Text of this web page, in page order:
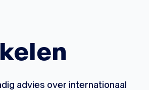
advies over internationaal